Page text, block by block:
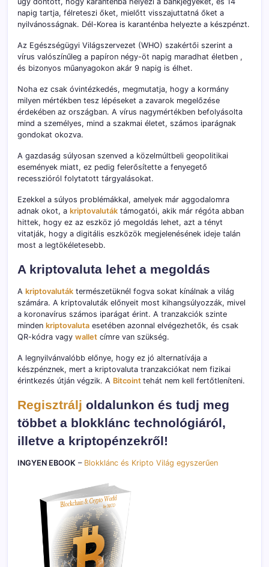
napig tartja, félreteszi őket, mielőtt visszajuttatná őket a
nyilvánosságnak. Dél-Korea is karanténba helyezte a készpénzt.
Az Egészségügyi Világszervezet (WHO) szakértői szerint a
vírus valószínűleg a papíron négy-öt napig maradhat életben ,
és bizonyos műanyagokon akár 9 napig is élhet.
Noha ez csak óvintézkedés, megmutatja, hogy a kormány
milyen mértékben tesz lépéseket a zavarok megelőzése
érdekében az országban. A vírus nagymértékben befolyásolta
mind a személyes, mind a szakmai életet, számos iparágnak
gondokat okozva.
A gazdaság súlyosan szenved a közelmúltbeli geopolitikai
események miatt, ez pedig felerősítette a fenyegető
recesszióról folytatott tárgyalásokat.
Ezekkel a súlyos problémákkal, amelyek már aggodalomra
adnak okot, a kriptovaluták támogatói, akik már régóta abban
hittek, hogy ez az eszköz jó megoldás lehet, azt a tényt
vitatják, hogy a digitális eszközök megjelenésének ideje talán
most a legtökéletesebb.
A kriptovaluta lehet a megoldás
A kriptovaluták természetüknél fogva sokat kínálnak a világ
számára. A kriptovaluták előnyeit most kihangsúlyozzák, mivel
a koronavírus számos iparágat érint. A tranzakciók szinte
minden kriptovaluta esetében azonnal elvégezhetők, és csak
QR-kódra vagy wallet címre van szükség.
A legnyilvánvalóbb előnye, hogy ez jó alternatívája a
készpénznek, mert a kriptovaluta tranzakciókat nem fizikai
érintkezés útján végzik. A Bitcoint tehát nem kell fertőtleníteni.
Regisztrálj oldalunkon és tudj meg
többet a blokklánc technológiáról,
illetve a kriptopénzekről!
INGYEN EBOOK – Blokklánc és Kripto Világ egyszerűen